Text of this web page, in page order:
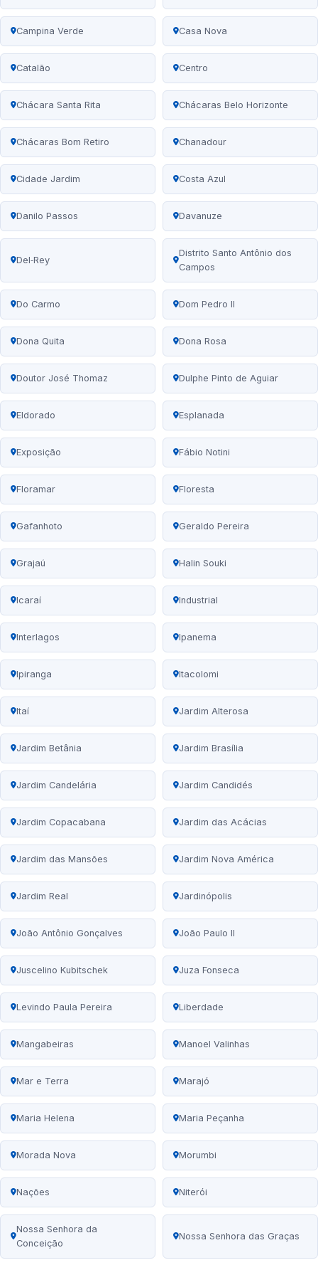
Campina Verde Casa Nova
Catalão Centro
Chácara Santa Rita Chácaras Belo Horizonte
Chácaras Bom Retiro Chanadour
Cidade Jardim Costa Azul
Danilo Passos Davanuze
Del‑Rey
Distrito Santo Antônio dos
Campos
Do Carmo Dom Pedro II
Dona Quita Dona Rosa
Doutor José Thomaz Dulphe Pinto de Aguiar
Eldorado Esplanada
Exposição Fábio Notini
Floramar Floresta
Gafanhoto Geraldo Pereira
Grajaú Halin Souki
Icaraí Industrial
Interlagos Ipanema
Ipiranga Itacolomi
Itaí Jardim Alterosa
Jardim Betânia Jardim Brasília
Jardim Candelária Jardim Candidés
Jardim Copacabana Jardim das Acácias
Jardim das Mansões Jardim Nova América
Jardim Real Jardinópolis
João Antônio Gonçalves João Paulo II
Juscelino Kubitschek Juza Fonseca
Levindo Paula Pereira Liberdade
Mangabeiras Manoel Valinhas
Mar e Terra Marajó
Maria Helena Maria Peçanha
Morada Nova Morumbi
Nações Niterói
Nossa Senhora da
Conceição
Nossa Senhora das Graças